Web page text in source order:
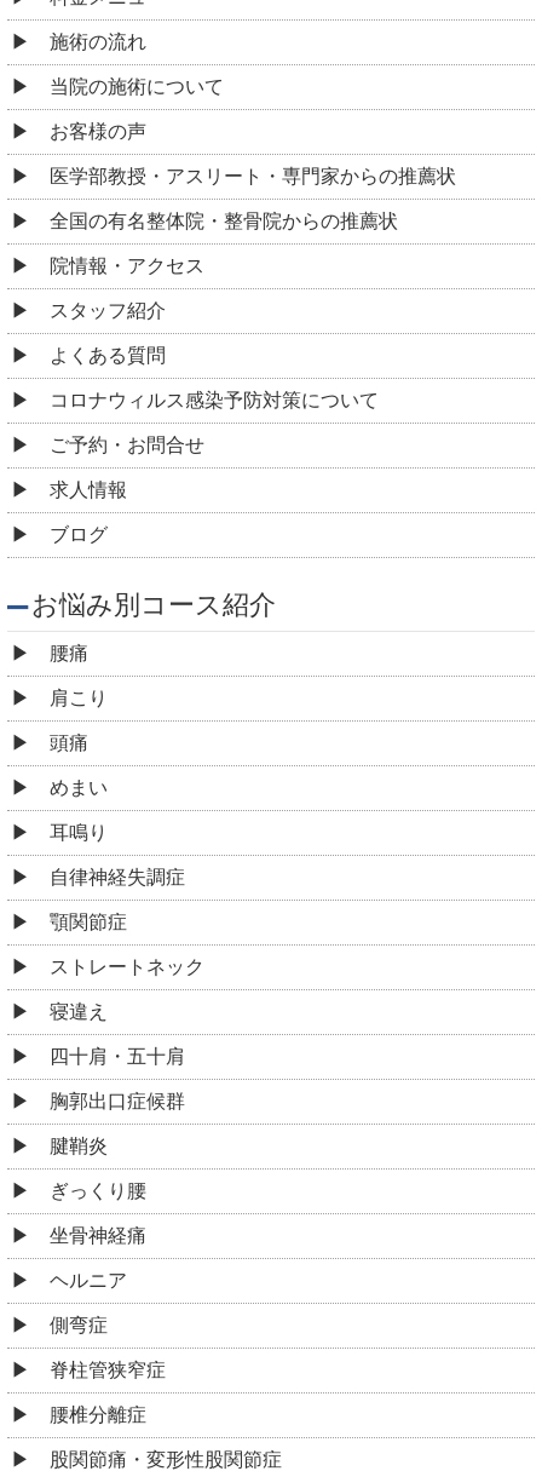
施術の流れ
当院の施術について
お客様の声
医学部教授・アスリート・専門家からの推薦状
全国の有名整体院・整骨院からの推薦状
院情報・アクセス
スタッフ紹介
よくある質問
コロナウィルス感染予防対策について
ご予約・お問合せ
求人情報
ブログ
お悩み別コース紹介
腰痛
肩こり
頭痛
めまい
耳鳴り
自律神経失調症
顎関節症
ストレートネック
寝違え
四十肩・五十肩
胸郭出口症候群
腱鞘炎
ぎっくり腰
坐骨神経痛
ヘルニア
側弯症
脊柱管狭窄症
腰椎分離症
股関節痛・変形性股関節症